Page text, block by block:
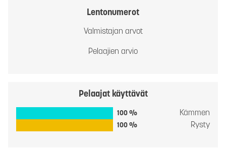
Lentonumerot
Valmistajan arvot
Pelaajien arvio
Pelaajat käyttävät
100 % Kämmen
100 % Rysty